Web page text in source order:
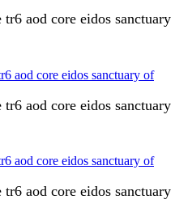
aod core eidos sanctuary
aod core eidos sanctuary
aod core eidos sanctuary